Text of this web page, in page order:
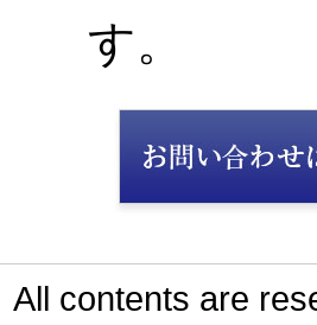
す。
All contents are